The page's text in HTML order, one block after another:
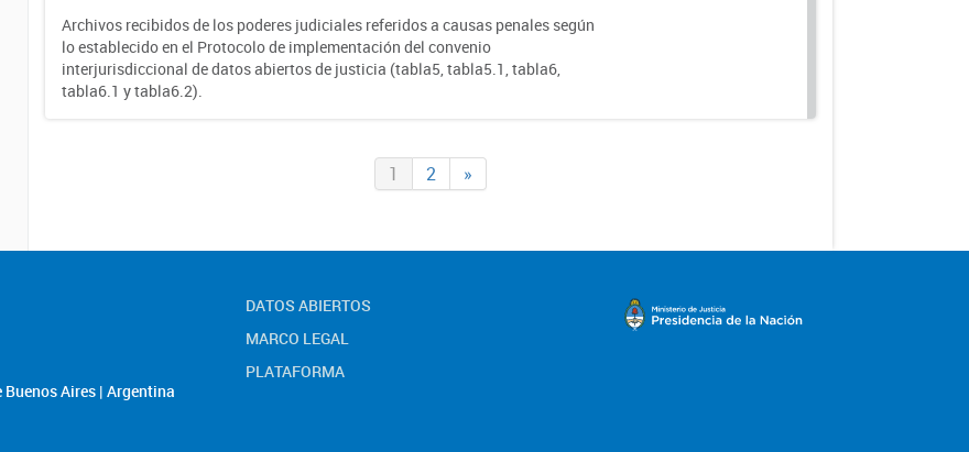
Archivos recibidos de los poderes judiciales referidos a causas penales según
lo establecido en el Protocolo de implementación del convenio
interjurisdiccional de datos abiertos de justicia (tabla5, tabla5.1, tabla6,
tabla6.1 y tabla6.2).
1 2 »
Aires | Argentina
DATOS ABIERTOS
MARCO LEGAL
PLATAFORMA